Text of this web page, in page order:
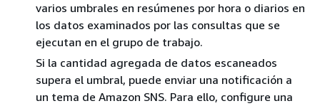
varios umbrales en resúmenes por hora o diarios en
los datos examinados por las consultas que se
ejecutan en el grupo de trabajo.
Si la cantidad agregada de datos escaneados
supera el umbral, puede enviar una notificación a
un tema de Amazon SNS. Para ello, configure una